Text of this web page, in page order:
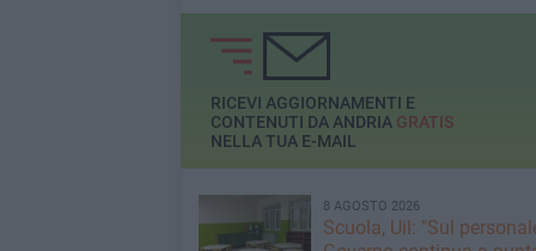
svolgimento dei
RICEVI AGGIORNAMENTI E
CONTENUTI DA ANDRIA GRATIS
NELLA TUA E-MAIL
8 AGOSTO 2026
Scuola, Uil: "Sul